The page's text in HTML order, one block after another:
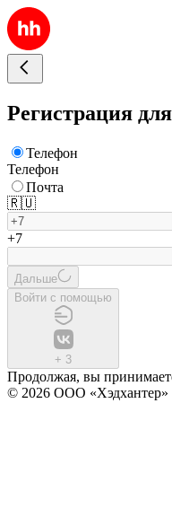
Регистрация
Телефон
Телефон
Почта
🇷🇺
+7
Дальше
Войти с помощью
+ 3
Продолжая, вы
© 2026 ООО «Хэдхантер»